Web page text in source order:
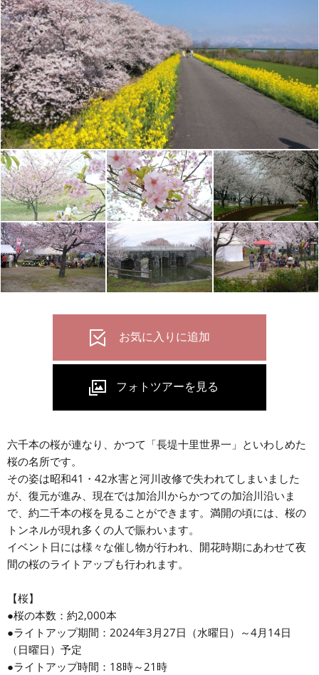
六千本の桜が連なり、かつて「長堤十里世界一」といわしめた
桜の名所です。
その姿は昭和41・42水害と河川改修で失われてしまいました
が、復元が進み、現在では加治川からかつての加治川沿いま
で、約二千本の桜を見ることができます。満開の頃には、桜の
トンネルが現れ多くの人で賑わいます。
イベント日には様々な催し物が行われ、開花時期にあわせて夜
間の桜のライトアップも行われます。
【桜】
●桜の本数：約2,000本
●ライトアップ期間：2024年3月27日（水曜日）～4月14日
（日曜日）予定
●ライトアップ時間：18時～21時